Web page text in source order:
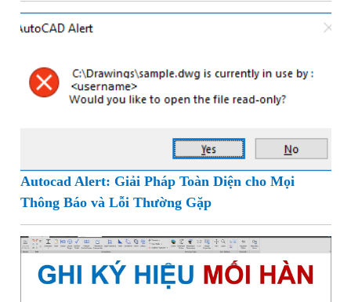
Autocad Alert: Giải Pháp Toàn Diện cho Mọi
Thông Báo và Lỗi Thường Gặp